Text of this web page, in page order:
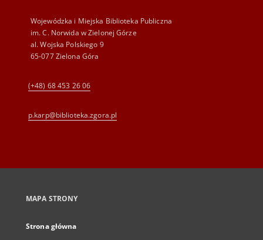
Wojewódzka i Miejska Biblioteka Publiczna
im. C. Norwida w Zielonej Górze
al. Wojska Polskiego 9
65-077 Zielona Góra
(+48) 68 453 26 06
p.karp@biblioteka.zgora.pl
MAPA STRONY
Strona główna